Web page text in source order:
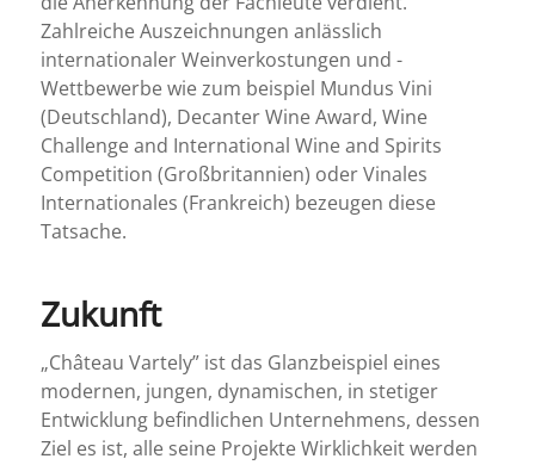
Zahlreiche Auszeichnungen anlässlich
internationaler Weinverkostungen und -
Wettbewerbe wie zum beispiel Mundus Vini
(Deutschland), Decanter Wine Award, Wine
Challenge and International Wine and Spirits
Competition (Großbritannien) oder Vinales
Internationales (Frankreich) bezeugen diese
Tatsache.
Zukunft
„Château Vartely” ist das Glanzbeispiel eines
modernen, jungen, dynamischen, in stetiger
Entwicklung befindlichen Unternehmens, dessen
Ziel es ist, alle seine Projekte Wirklichkeit werden